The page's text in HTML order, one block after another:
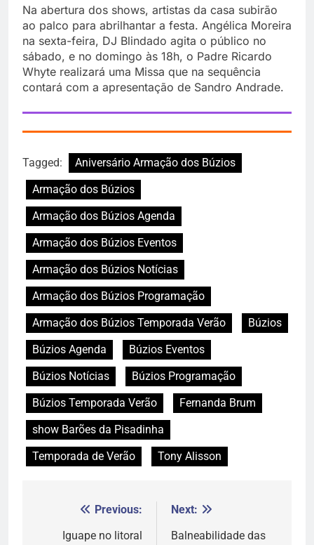
Na abertura dos shows, artistas da casa subirão
ao palco para abrilhantar a festa. Angélica Moreira
na sexta-feira, DJ Blindado agita o público no
sábado, e no domingo às 18h, o Padre Ricardo
Whyte realizará uma Missa que na sequência
contará com a apresentação de Sandro Andrade.
Tagged:
Aniversário Armação dos Búzios
Armação dos Búzios
Armação dos Búzios Agenda
Armação dos Búzios Eventos
Armação dos Búzios Notícias
Armação dos Búzios Programação
Armação dos Búzios Temporada Verão
Búzios
Búzios Agenda
Búzios Eventos
Búzios Notícias
Búzios Programação
Búzios Temporada Verão
Fernanda Brum
show Barões da Pisadinha
Temporada de Verão
Tony Alisson
Navegação
Previous:
Iguape no litoral
Next:
Balneabilidade das